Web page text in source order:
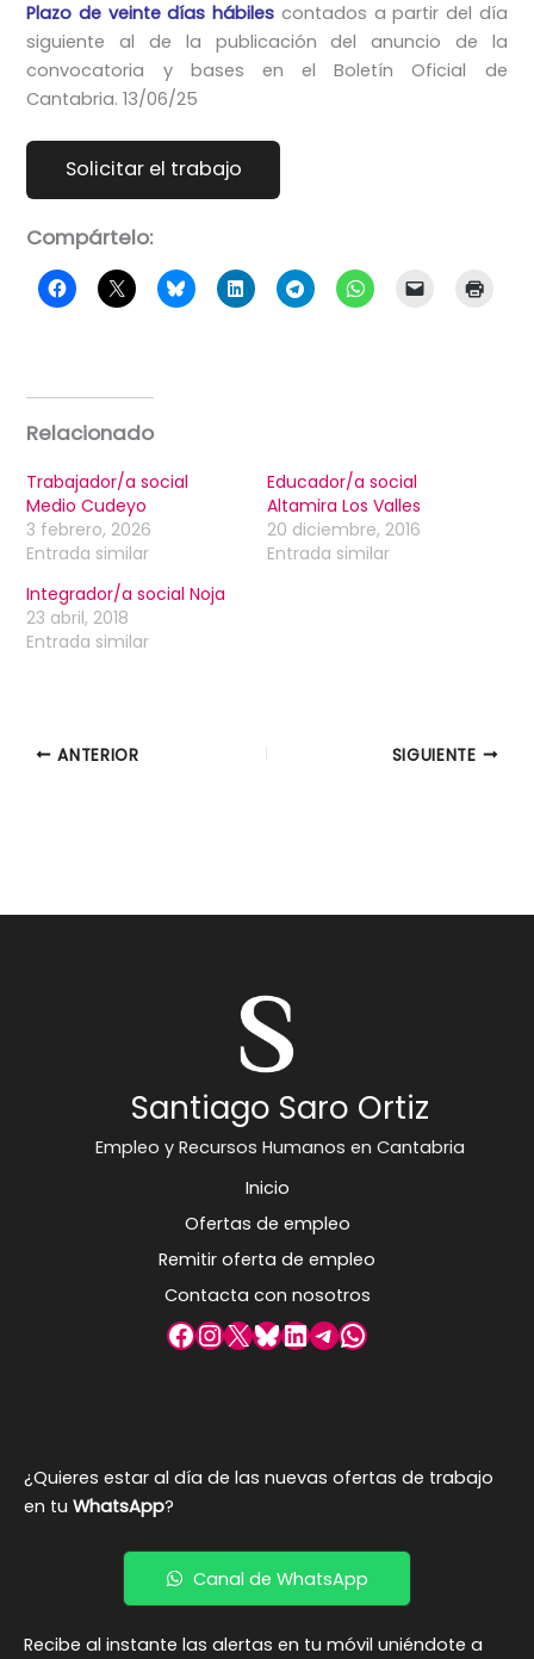
Plazo de veinte días hábiles contados a partir del día
siguiente al de la publicación del anuncio de la
convocatoria y bases en el Boletín Oficial de
Cantabria. 13/06/25
Compártelo:
Relacionado
Trabajador/a social
Medio Cudeyo
3 febrero, 2026
Entrada similar
Educador/a social
Altamira Los Valles
20 diciembre, 2016
Entrada similar
Integrador/a social Noja
23 abril, 2018
Entrada similar
ANTERIOR SIGUIENTE
Santiago Saro Ortiz
Empleo y Recursos Humanos en Cantabria
Inicio
Ofertas de empleo
Remitir oferta de empleo
Contacta con nosotros
Facebook
Instagram
X Bluesky
LinkedIn
Telegram
WhatsApp
¿Quieres estar al día de las nuevas ofertas de trabajo
en tu WhatsApp?
Canal de WhatsApp
Recibe al instante las alertas en tu móvil uniéndote a